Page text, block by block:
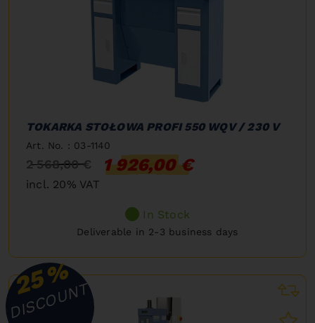
TOKARKA STOŁOWA PROFI 550 WQV / 230 V
Art. No. : 03-1140
2 568,00 € 1 926,00 €
incl. 20% VAT
In Stock
Deliverable in 2-3 business days
25%
DISCOUNT